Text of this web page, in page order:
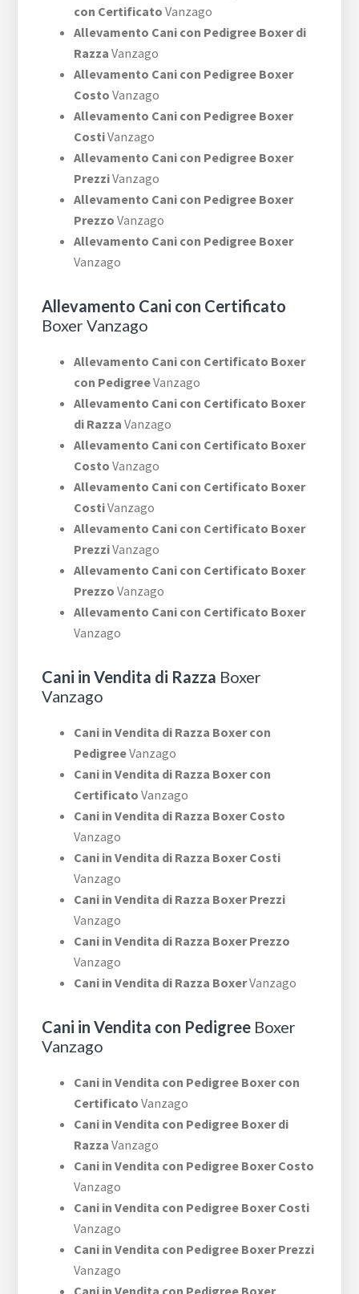
con Certificato Vanzago
Allevamento Cani con Pedigree Boxer di
Razza Vanzago
Allevamento Cani con Pedigree Boxer
Costo Vanzago
Allevamento Cani con Pedigree Boxer
CostiVanzago
Allevamento Cani con Pedigree Boxer
PrezziVanzago
Allevamento Cani con Pedigree Boxer
Prezzo Vanzago
Allevamento Cani con Pedigree Boxer
Vanzago
Allevamento Cani con Certificato
Boxer Vanzago
Allevamento Cani con Certificato Boxer
con PedigreeVanzago
Allevamento Cani con Certificato Boxer
di Razza Vanzago
Allevamento Cani con Certificato Boxer
Costo Vanzago
Allevamento Cani con Certificato Boxer
CostiVanzago
Allevamento Cani con Certificato Boxer
PrezziVanzago
Allevamento Cani con Certificato Boxer
Prezzo Vanzago
Allevamento Cani con Certificato Boxer
Vanzago
Cani in Vendita di Razza Boxer
Vanzago
Cani in Vendita di Razza Boxer con
PedigreeVanzago
Cani in Vendita di Razza Boxer con
Certificato Vanzago
Cani in Vendita di Razza Boxer Costo
Vanzago
Cani in Vendita di Razza Boxer Costi
Vanzago
Cani in Vendita di Razza Boxer Prezzi
Vanzago
Cani in Vendita di Razza Boxer Prezzo
Vanzago
Cani in Vendita di Razza BoxerVanzago
Cani in Vendita con Pedigree Boxer
Vanzago
Cani in Vendita con Pedigree Boxer con
Certificato Vanzago
Cani in Vendita con Pedigree Boxer di
Razza Vanzago
Cani in Vendita con Pedigree Boxer Costo
Vanzago
Cani in Vendita con Pedigree Boxer Costi
Vanzago
Cani in Vendita con Pedigree Boxer Prezzi
Vanzago